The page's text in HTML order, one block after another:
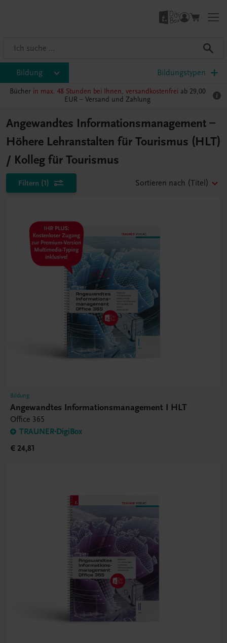
Bildung Bildungstypen
Bücher in max. 48 Stunden bei Ihnen, versandkostenfrei ab 29,00
EUR – Versand und Zahlung
Angewandtes Informationsmanagement –
Höhere Lehranstalten für Tourismus (HLT)
/ Kolleg für Tourismus
Filtern (1) Sortieren nach (Titel)
Bildung
Angewandtes Informationsmanagement I HLT
Office 365
TRAUNER-DigiBox
€ 24,81